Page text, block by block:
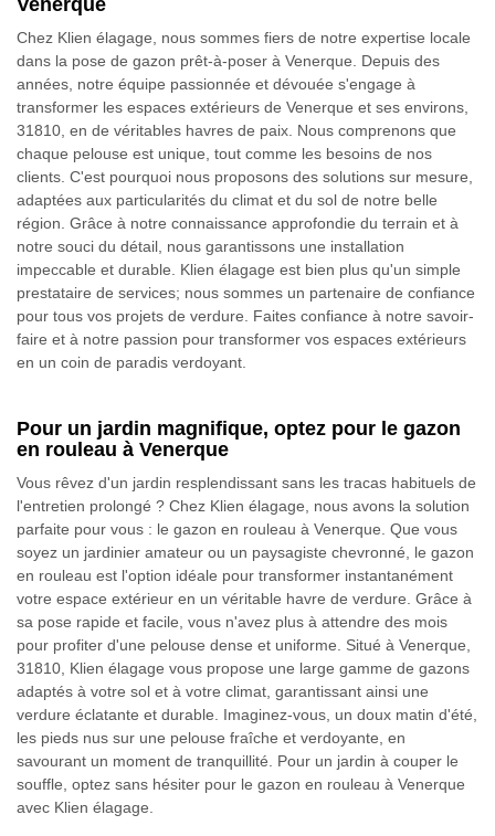
Venerque
Chez Klien élagage, nous sommes fiers de notre expertise locale
dans la pose de gazon prêt-à-poser à Venerque. Depuis des
années, notre équipe passionnée et dévouée s'engage à
transformer les espaces extérieurs de Venerque et ses environs,
31810, en de véritables havres de paix. Nous comprenons que
chaque pelouse est unique, tout comme les besoins de nos
clients. C'est pourquoi nous proposons des solutions sur mesure,
adaptées aux particularités du climat et du sol de notre belle
région. Grâce à notre connaissance approfondie du terrain et à
notre souci du détail, nous garantissons une installation
impeccable et durable. Klien élagage est bien plus qu'un simple
prestataire de services; nous sommes un partenaire de confiance
pour tous vos projets de verdure. Faites confiance à notre savoir-
faire et à notre passion pour transformer vos espaces extérieurs
en un coin de paradis verdoyant.
Pour un jardin magnifique, optez pour le gazon
en rouleau à Venerque
Vous rêvez d'un jardin resplendissant sans les tracas habituels de
l'entretien prolongé ? Chez Klien élagage, nous avons la solution
parfaite pour vous : le gazon en rouleau à Venerque. Que vous
soyez un jardinier amateur ou un paysagiste chevronné, le gazon
en rouleau est l'option idéale pour transformer instantanément
votre espace extérieur en un véritable havre de verdure. Grâce à
sa pose rapide et facile, vous n'avez plus à attendre des mois
pour profiter d'une pelouse dense et uniforme. Situé à Venerque,
31810, Klien élagage vous propose une large gamme de gazons
adaptés à votre sol et à votre climat, garantissant ainsi une
verdure éclatante et durable. Imaginez-vous, un doux matin d'été,
les pieds nus sur une pelouse fraîche et verdoyante, en
savourant un moment de tranquillité. Pour un jardin à couper le
souffle, optez sans hésiter pour le gazon en rouleau à Venerque
avec Klien élagage.